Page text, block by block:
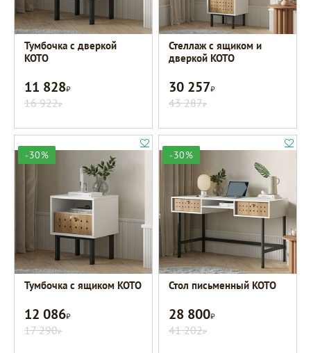
Тумбочка с дверкой
KOTO
11 828Р
16 922Р
Стеллаж с ящиком и
дверкой KOTO
30 257Р
43 287Р
-30%
Тумбочка с ящиком KOTO
12 086Р
17 290Р
-30%
Стол письменный KOTO
28 800Р
41 202Р